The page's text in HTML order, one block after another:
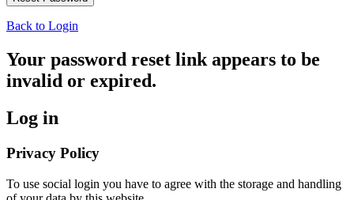
Back to Login
Your password reset link appears to be
invalid or expired.
Log in
Privacy Policy
To use social login you have to agree with the storage and handling